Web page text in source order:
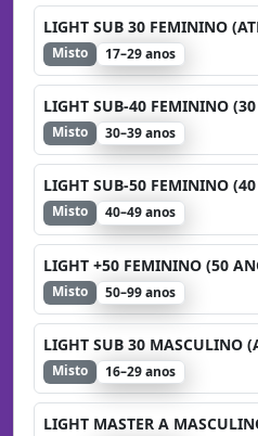
LIGHT SUB 30 FEMININO
Misto 17–29 anos
LIGHT SUB-40 FEMININO
Misto 30–39 anos
LIGHT SUB-50 FEMININO
Misto 40–49 anos
LIGHT +50 FEMININO (50
Misto 50–99 anos
LIGHT SUB 30 MASCULINO
Misto 16–29 anos
LIGHT MASTER A